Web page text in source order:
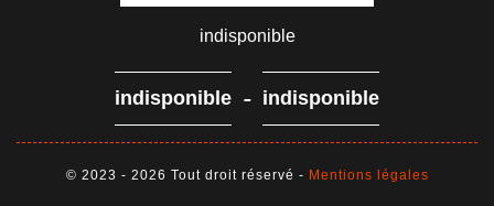
indisponible
indisponible - indisponible
© 2023 - 2026 Tout droit réservé - Mentions légales